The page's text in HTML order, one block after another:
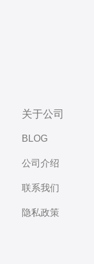
关于公司
BLOG
公司介绍
联系我们
隐私政策